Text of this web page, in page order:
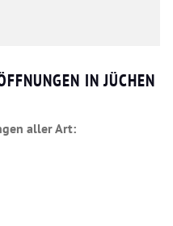
IN JÜCHEN
aller Art: